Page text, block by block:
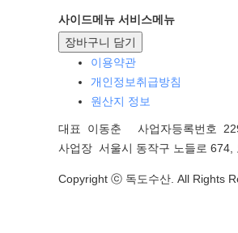
사이드메뉴 서비스메뉴
장바구니 담기
이용약관
개인정보취급방침
원산지 정보
대표 이동춘 사업자등록번호
사업장 서울시 동작구 노들로 674,
Copyright ⓒ 독도수산. All Rights